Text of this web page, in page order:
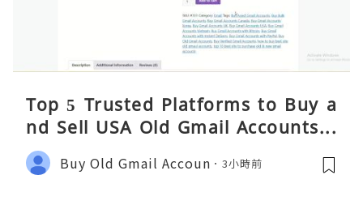
Top 5 Trusted Platforms to Buy a
nd Sell USA Old Gmail Accounts S
afely 2026
Buy Old Gmail Accoun 3小時前